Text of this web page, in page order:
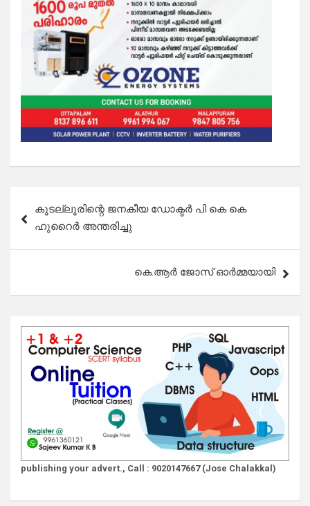
navigation
കൂടല്ലൂരിന്റെ ജനകീയ ഡോക്ടർ പി കെ കെ
ഹുറൈർ അന്തരിച്ചു
കെ.ആർ ജോസ് ഓർമ്മയായി
publishing your advert., Call : 9020147667 (Jose Chalakkal)